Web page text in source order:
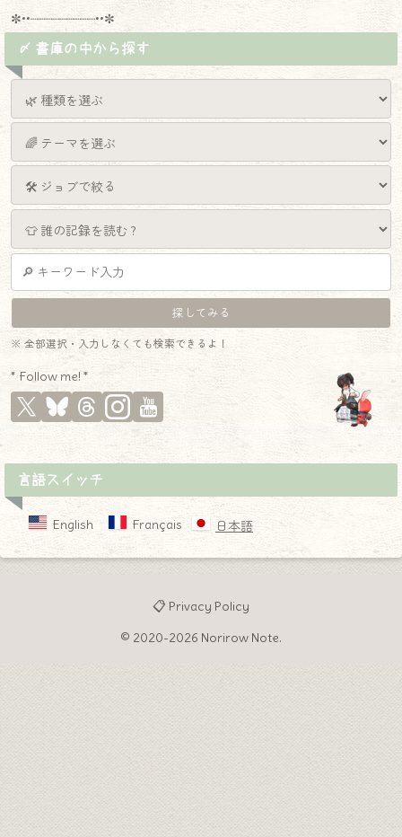
✼••┈┈┈┈┈┈┈┈┈••✼
〆 書庫の中から探す
※ 全部選択・入力しなくても検索できるよ！
* Follow me! *
言語スイッチ
English Français 日本語
📋 Privacy Policy
© 2020-2026 Norirow Note.